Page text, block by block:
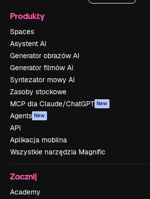
Produkty
Spaces
Asystent AI
Generator obrazów AI
Generator filmów AI
Syntezator mowy AI
Zasoby stockowe
MCP dla Claude/ChatGPT New
Agents New
API
Aplikacja mobilna
Wszystkie narzędzia Magnific
Zacznij
Academy